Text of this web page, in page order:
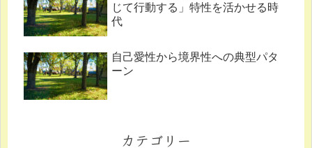
じて行動する」特性を活かせる時
代
自己愛性から境界性への典型パタ
ーン
カテゴリー